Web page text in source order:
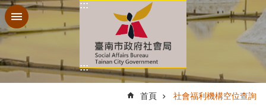
跳到主要內容區塊
:::
:::
首頁 社會福利機構空位查詢